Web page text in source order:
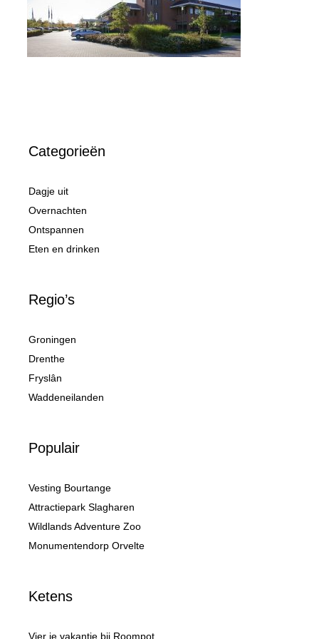
Categorieën
Dagje uit
Overnachten
Ontspannen
Eten en drinken
Regio’s
Groningen
Drenthe
Fryslân
Waddeneilanden
Populair
Vesting Bourtange
Attractiepark Slagharen
Wildlands Adventure Zoo
Monumentendorp Orvelte
Ketens
Vier je vakantie bij Roompot